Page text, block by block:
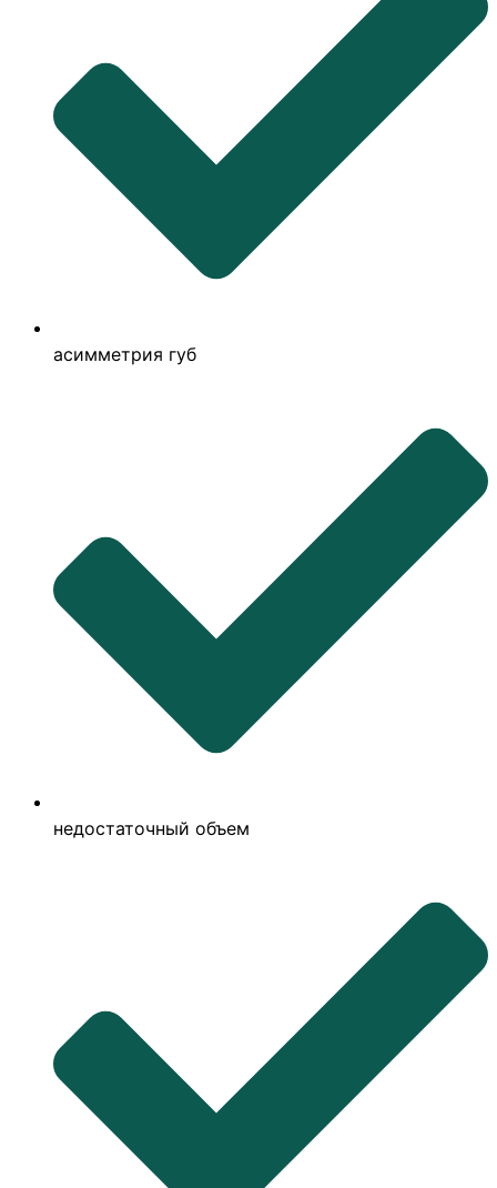
асимметрия губ
недостаточный объем